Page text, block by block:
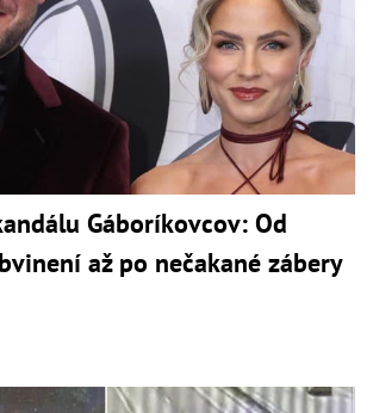
Gáboríkovcov: Od
až po nečakané zábery